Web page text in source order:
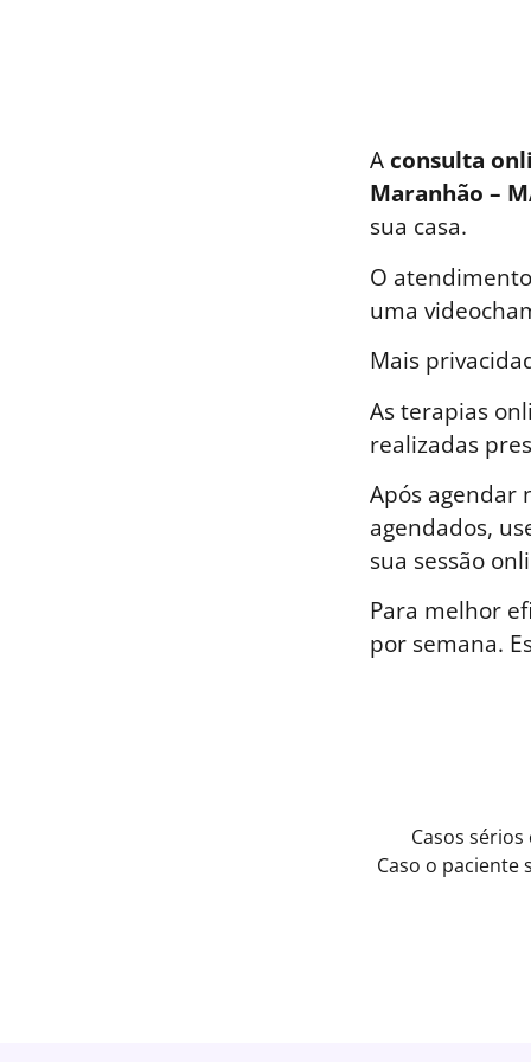
Aconsulta
Maranhão –
sua casa.
O
uma
Mais
As terapias
realizadas
Após agendar
agendados,
sua sessão
Para melhor
por semana.
Casos
Caso o paciente